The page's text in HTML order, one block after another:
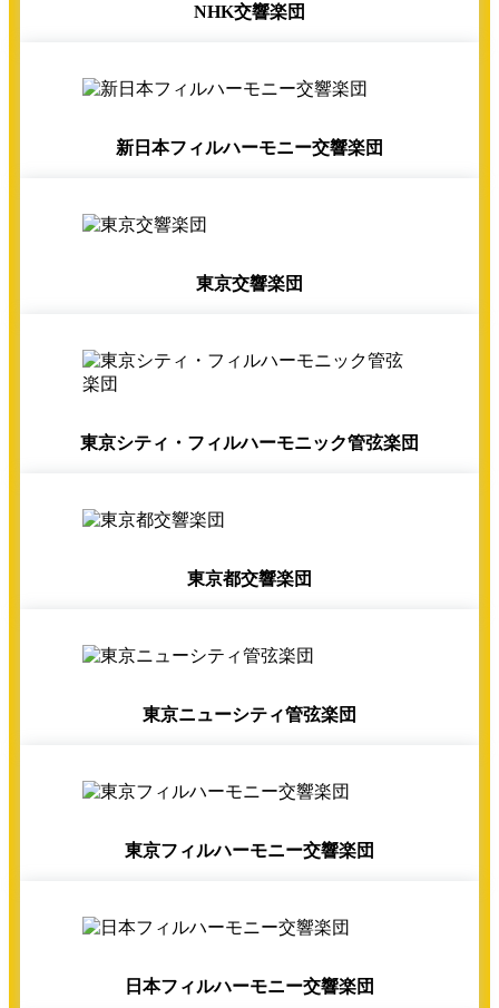
NHK交響楽団
新日本フィルハーモニー交響楽団
東京交響楽団
東京シティ・フィルハーモニック管弦楽団
東京都交響楽団
東京ニューシティ管弦楽団
東京フィルハーモニー交響楽団
日本フィルハーモニー交響楽団